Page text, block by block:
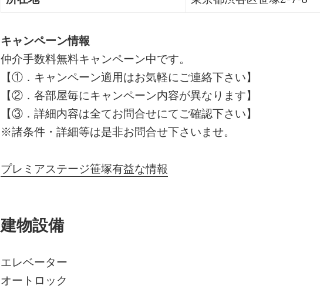
キャンペーン情報
仲介手数料無料キャンペーン中です。
【①．キャンペーン適用はお気軽にご連絡下さい】
【②．各部屋毎にキャンペーン内容が異なります】
【③．詳細内容は全てお問合せにてご確認下さい】
※諸条件・詳細等は是非お問合せ下さいませ。
プレミアステージ笹塚有益な情報
建物設備
エレベーター
オートロック